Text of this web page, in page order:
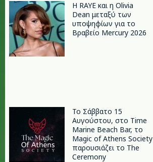
Η RAYE και η Olivia
Dean μεταξύ των
υποψηφίων για το
Βραβείο Mercury 2026
Το Σάββατο 15
Αυγούστου, στο Time
Marine Beach Bar, το
Magic of Athens Society
παρουσιάζει το The
Ceremony